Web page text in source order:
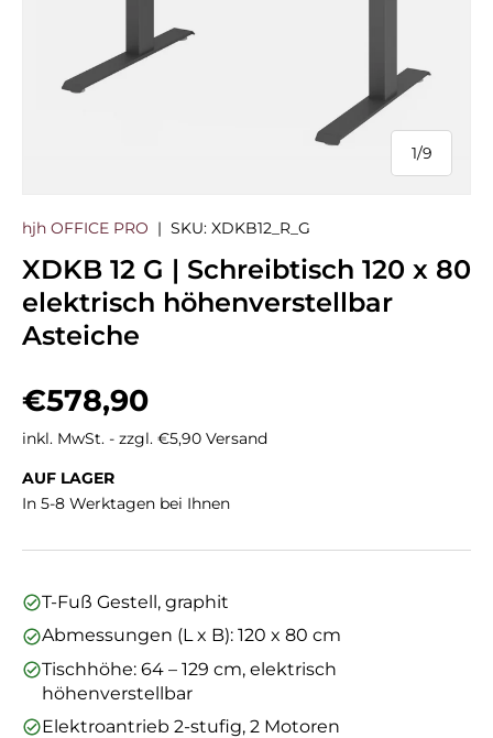
1/
von
9
hjh OFFICE PRO | SKU: XDKB12_R_G
XDKB 12 G | Schreibtisch 120 x 80
elektrisch höhenverstellbar
Asteiche
Normaler Preis
€578,90
inkl. MwSt. - zzgl. €5,90 Versand
AUF LAGER
In 5-8 Werktagen bei Ihnen
T-Fuß Gestell, graphit
Abmessungen (L x B): 120 x 80 cm
Tischhöhe: 64 – 129 cm, elektrisch
höhenverstellbar
Elektroantrieb 2-stufig, 2 Motoren